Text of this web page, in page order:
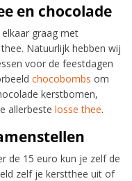
en chocolade
graag met
Natuurlijk hebben wij
voor de feestdagen
chocobombs om
kerstbomen,
allerbeste losse thee.
de 15 euro kun je zelf de
zelf je kerstthee uit of